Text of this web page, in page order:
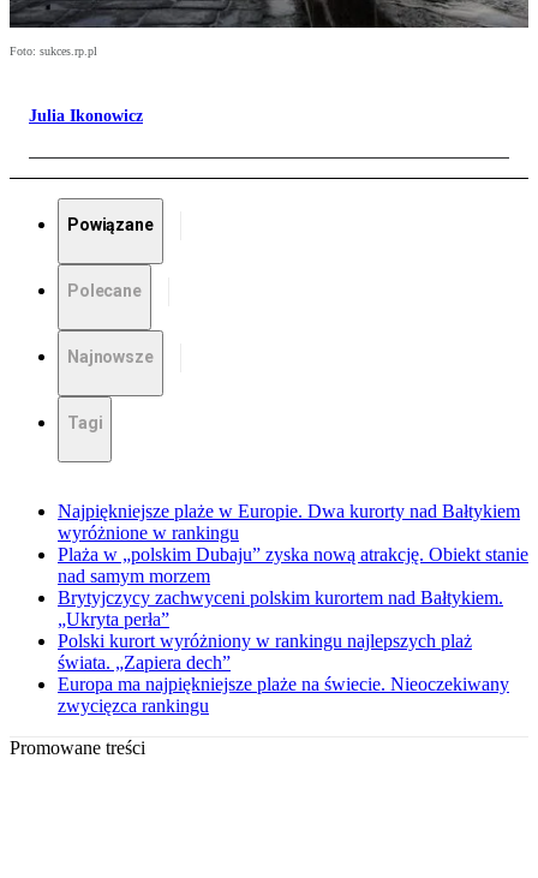
Foto: sukces.rp.pl
Julia Ikonowicz
Powiązane
Polecane
Najnowsze
Tagi
Najpiękniejsze plaże w Europie. Dwa kurorty nad Bałtykiem
wyróżnione w rankingu
Plaża w „polskim Dubaju” zyska nową atrakcję. Obiekt stanie
nad samym morzem
Brytyjczycy zachwyceni polskim kurortem nad Bałtykiem.
„Ukryta perła”
Polski kurort wyróżniony w rankingu najlepszych plaż
świata. „Zapiera dech”
Europa ma najpiękniejsze plaże na świecie. Nieoczekiwany
zwycięzca rankingu
Promowane treści